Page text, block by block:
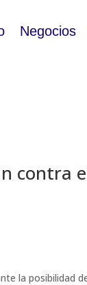
Negocios
contra
la posibilidad